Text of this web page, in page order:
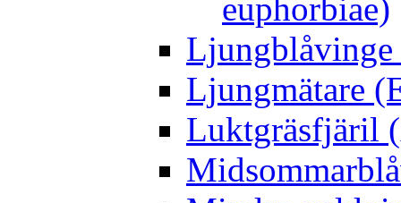
euphorbiae)
Ljungblåvinge
Ljungmätare
Luktgräsfjäril